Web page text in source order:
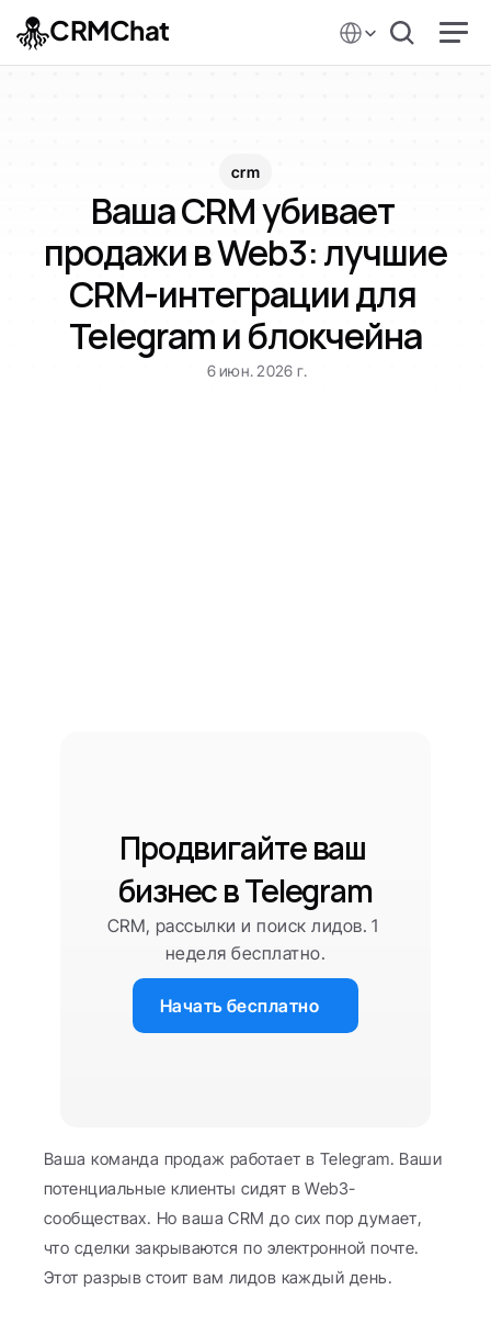
crm
Ваша CRM убивает
продажи в Web3: лучшие
CRM-интеграции для
Telegram и блокчейна
6 июн. 2026 г.
Продвигайте ваш
бизнес в Telegram
CRM, рассылки и поиск лидов. 1
неделя бесплатно.
Начать бесплатно
Ваша команда продаж работает в Telegram. Ваши
потенциальные клиенты сидят в Web3-
сообществах. Но ваша CRM до сих пор думает,
что сделки закрываются по электронной почте.
Этот разрыв стоит вам лидов каждый день.
CRMChat